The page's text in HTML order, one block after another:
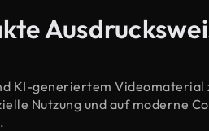
KI-generiertem Videomaterial
Nutzung und auf moderne